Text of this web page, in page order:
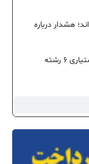
هشدار درباره
هشدار درباره آینده پزشکی ایران؛ صندلی‌های دستیاری ۶ رشته